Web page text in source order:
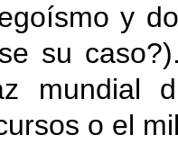
y
su
mundial
o el